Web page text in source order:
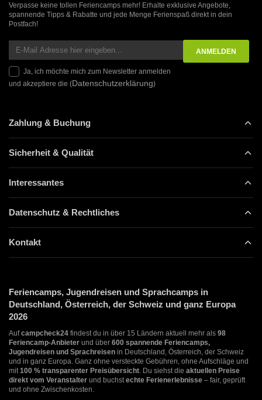
Verpasse keine tollen Feriencamps mehr! Erhalte exklusive Angebote,
spannende Tipps & Rabatte und jede Menge Ferienspaß direkt in dein
Postfach!
Ja, ich möchte mich zum Newsletter anmelden
und akzeptiere die (Datenschutzerklärung)
Zahlung & Buchung
Sicherheit & Qualität
Interessantes
Datenschutz & Rechtliches
Kontakt
Feriencamps, Jugendreisen und Sprachcamps in
Deutschland, Österreich, der Schweiz und ganz Europa
2026
Aufcampcheck24 findest du in über 15 Ländern aktuell mehr als 98
Feriencamp-Anbieter und über 600 spannende Feriencamps,
Jugendreisen und Sprachreisen in Deutschland, Österreich, der Schweiz
und in ganz Europa. Ganz ohne versteckte Gebühren, ohne Aufschläge und
mit100 % transparenter Preisübersicht. Du siehst die aktuellen Preise
direkt vom Veranstalter und buchstechte Ferienerlebnisse – fair, geprüft
und ohne Zwischenkosten.